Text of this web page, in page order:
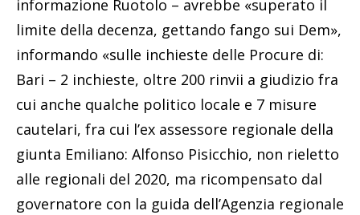
informazione Ruotolo – avrebbe «superato il
limite della decenza, gettando fango sui Dem»,
informando «sulle inchieste delle Procure di:
Bari – 2 inchieste, oltre 200 rinvii a giudizio fra
cui anche qualche politico locale e 7 misure
cautelari, fra cui l’ex assessore regionale della
giunta Emiliano: Alfonso Pisicchio, non rieletto
alle regionali del 2020, ma ricompensato dal
governatore con la guida dell’Agenzia regionale